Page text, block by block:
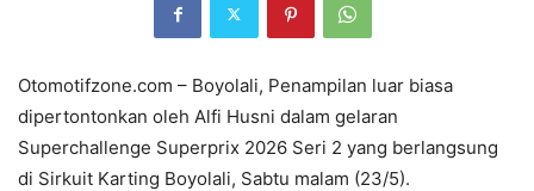
​Otomotifzone.com – Boyolali, Penampilan luar biasa
dipertontonkan oleh Alfi Husni dalam gelaran
Superchallenge Superprix 2026 Seri 2 yang berlangsung
di Sirkuit Karting Boyolali, Sabtu malam (23/5).